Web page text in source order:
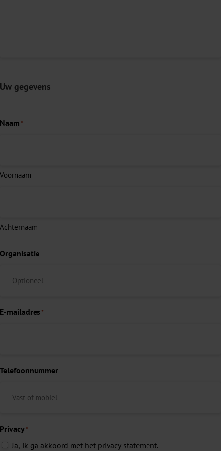
Uw gegevens
Naam *
Voornaam
Achternaam
Organisatie
E-mailadres *
Telefoonnummer
Privacy*
Ja, ik ga akkoord met het privacy statement.